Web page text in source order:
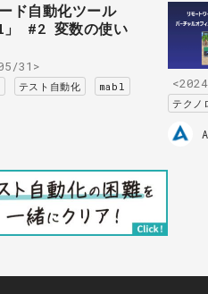
ド自動化ツール
」 #2 変数の使い
31>
テスト自動化 mabl
テクノ